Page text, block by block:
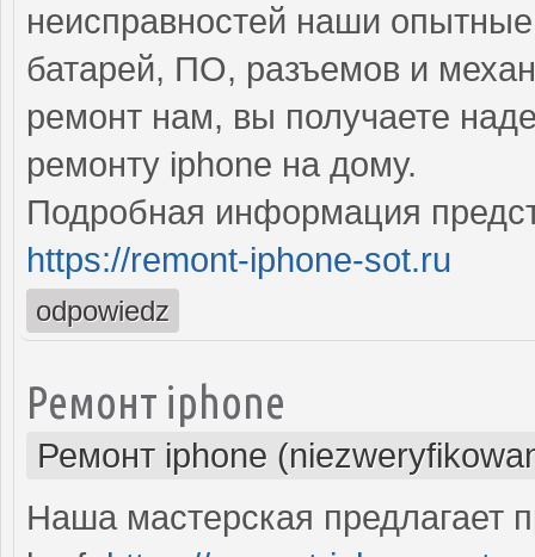
неисправностей наши
батарей, ПО, разъемов и
ремонт нам, вы получаете
ремонту iphone на дому.
Подробная информация
https://remont-iphone-sot.ru
odpowiedz
Ремонт iphone
Ремонт iphone
Наша мастерская предлагает